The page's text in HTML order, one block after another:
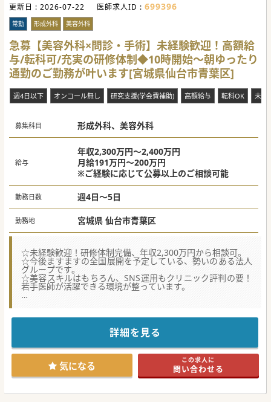
更新日 : 2026-07-22 医師求人ID : 699396
常勤 形成外科 美容外科
急募【美容外科×問診・手術】未経験歓迎！高額給
与/転科可/充実の研修体制◆10時開始～朝ゆったり
通勤のご勤務が叶います[宮城県仙台市青葉区]
週4日以下 オンコール無し 研究支援(学会費補助) 高額給与 転科OK 未経
募集科目 形成外科、美容外科
給与
年収2,300万円～2,400万円
月給191万円～200万円
※ご経験に応じて公募以上のご相談可能
勤務日数 週4日～5日
勤務地 宮城県 仙台市青葉区
☆未経験歓迎！研修体制完備、年収2,300万円から相談可。
☆今後ますますの全国展開を予定している、勢いのある法人
グループです。
☆美容スキルはもちろん、SNS運用もクリニック評判の要！
若手医師が活躍できる環境が整っています。
勤医師を募集しております。
芸能人・著名人も全国から通う美容クリニックの分院となり
立地抜群のクリニックですので、まずは一度ご連絡下さい。
#秋入職可
詳細を見る
気になる この求人に
問い合わせる